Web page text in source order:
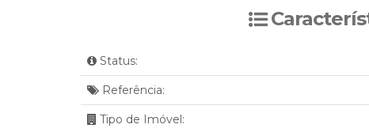
Status:
Referência:
Tipo de Imóvel: